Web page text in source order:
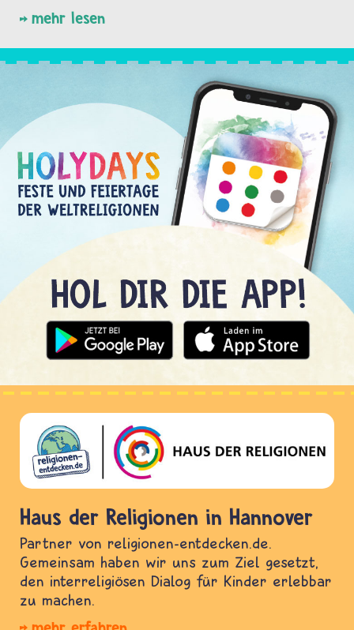
mehr lesen
Haus der Religionen in Hannover
Partner von religionen-entdecken.de.
Gemeinsam haben wir uns zum Ziel gesetzt,
den interreligiösen Dialog für Kinder erlebbar
zu machen.